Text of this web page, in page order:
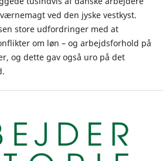
ved den jyske vestkyst.
store udfordringer med at
om løn – og arbejdsforhold på
og dette gav også uro på det